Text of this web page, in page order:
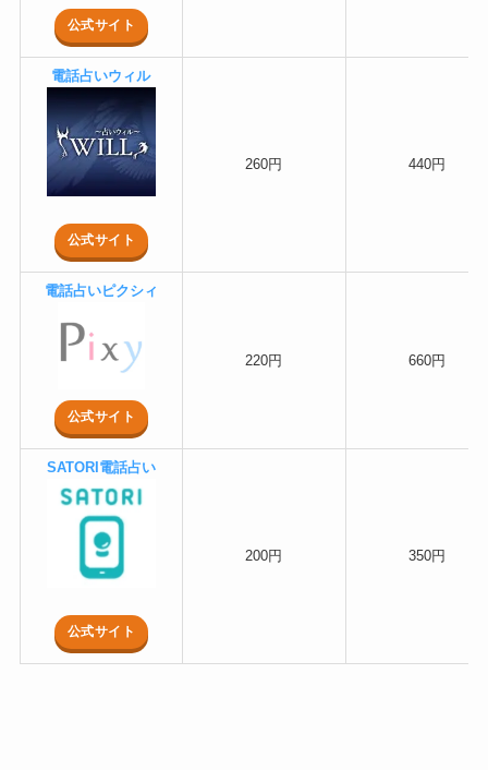
公式サイト
電話占いウィル
公式サイト
260円 440円
電話占いピクシィ
公式サイト
220円 660円
SATORI電話占い
公式サイト
200円 350円